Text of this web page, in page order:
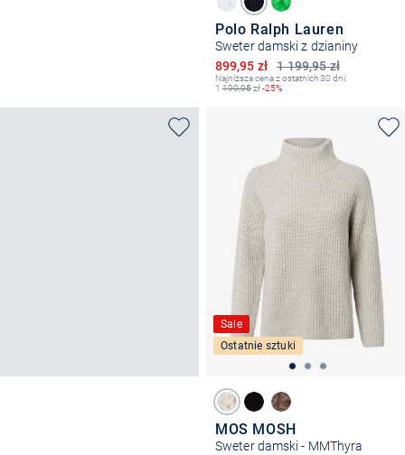
Polo Ralph Lauren
Sweter damski z dzianiny
1 199,95 zł
Obniżona cena
899,95 zł
Najniższa cena z ostatnich 30 dni:
1 199,95zł-25%
Sale
Ostatnie sztuki
MOS MOSH
Sweter damski - MMThyra